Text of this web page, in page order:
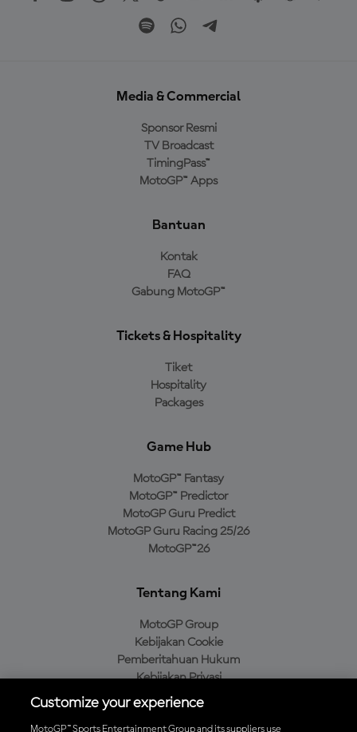
Media & Commercial
Sponsor Resmi
TV Broadcast
TimingPass™
MotoGP™ Apps
Bantuan
Kontak
FAQ
Gabung MotoGP™
Tickets & Hospitality
Tiket
Hospitality
Packages
Game Hub
MotoGP™ Fantasy
MotoGP™ Predictor
MotoGP Guru Predict
MotoGP Guru Racing 25/26
MotoGP™26
Tentang Kami
MotoGP Group
Kebijakan Cookie
Pemberitahuan Hukum
Kebijakan Privasi
Kebijakan Pembelian
Customize your experience
MotoGP™ Sports Entertainment Group and its suppliers use